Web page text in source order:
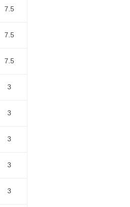
7.5
7.5
7.5
3
3
3
3
3